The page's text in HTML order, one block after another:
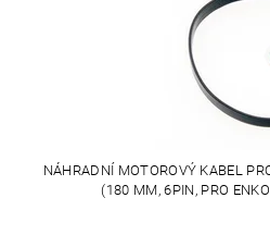
NÁHRADNÍ MOTOROVÝ KABEL
(180 MM, 6PIN, PRO